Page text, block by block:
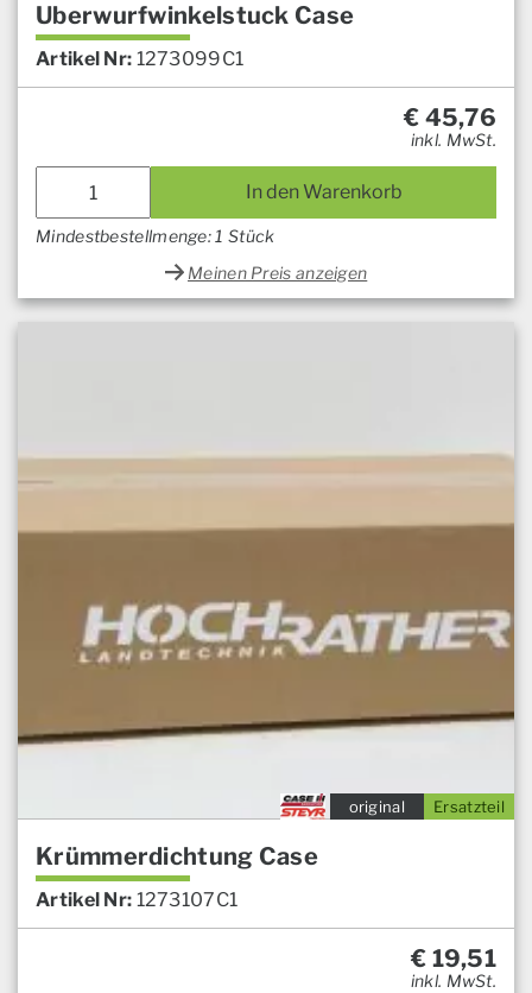
Uberwurfwinkelstuck Case
Artikel Nr: 1273099C1
€ 45,76
inkl. MwSt.
In den Warenkorb
Mindestbestellmenge: 1 Stück
Meinen Preis anzeigen
Ersatzteil
original
Krümmerdichtung Case
Artikel Nr: 1273107C1
€ 19,51
inkl. MwSt.